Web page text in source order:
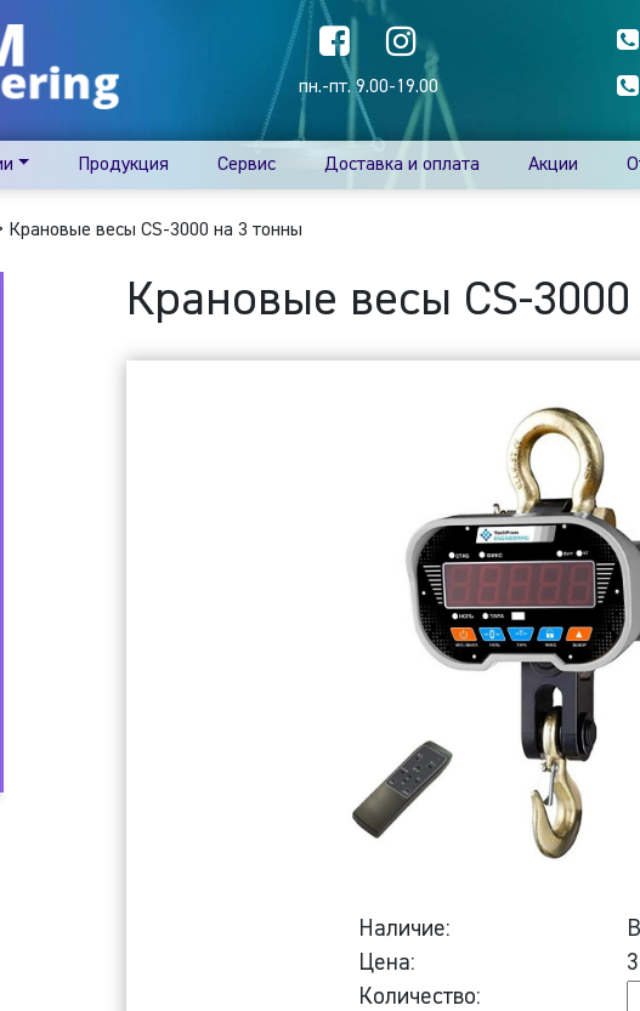
пн.-пт. 9.00-19.00
Продукция Сервис Доставка и оплата Акции
Крановые весы CS-3000 на 3 тонны
Крановые весы CS-
Наличие:
Цена:
Количество: